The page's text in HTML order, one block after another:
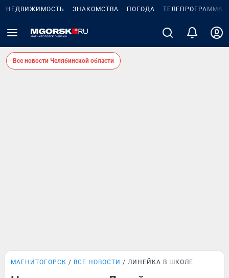
НЕДВИЖИМОСТЬ ЗНАКОМСТВА ПОГОДА ТЕЛЕПРОГРАММА
Все новости Челябинской области
МАГНИТОГОРСК ВСЕ НОВОСТИ ЛИНЕЙКА В ШКОЛЕ